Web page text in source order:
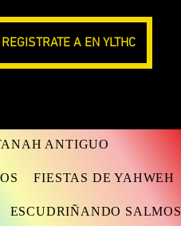
REGISTRATE A EN YLTHC
ANTIGUO
FIESTAS DE YAHWEH
ESCUDRIÑANDO SALMOS